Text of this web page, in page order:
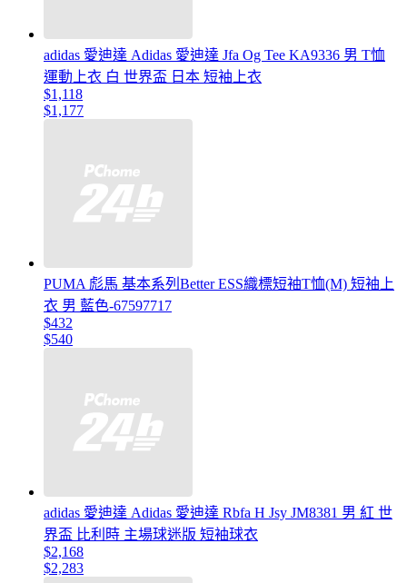
adidas 愛迪達 Adidas 愛迪達 Jfa Og Tee KA9336 男 T恤
運動上衣 白 世界盃 日本 短袖上衣
$1,118
$1,177
PUMA 彪馬 基本系列Better ESS織標短袖T恤(M) 短袖上
衣 男 藍色-67597717
$432
$540
adidas 愛迪達 Adidas 愛迪達 Rbfa H Jsy JM8381 男 紅 世
界盃 比利時 主場球迷版 短袖球衣
$2,168
$2,283